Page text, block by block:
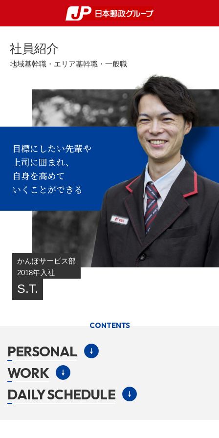
社員紹介
地域基幹職・エリア基幹職・一般職
目標にしたい先輩や
上司に囲まれ、
自身を高めて
いくことができる
かんぽサービス部
2018年入社
S.T.
CONTENTS
PERSONAL
WORK
DAILY SCHEDULE